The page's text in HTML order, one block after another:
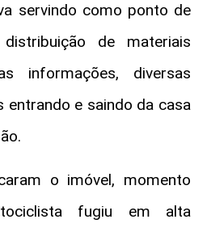
servindo como ponto de
de materiais
informações, diversas
entrando e saindo da casa
o imóvel, momento
fugiu em alta